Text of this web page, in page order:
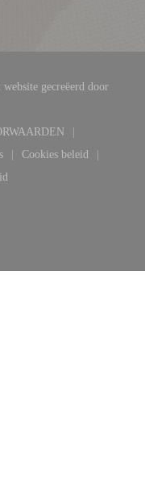
gecreëerd door
in een nieuw venster))
((opent in een nieuw venster))
venster))
Cookies beleid
((opent in een
in een nieuw venster))